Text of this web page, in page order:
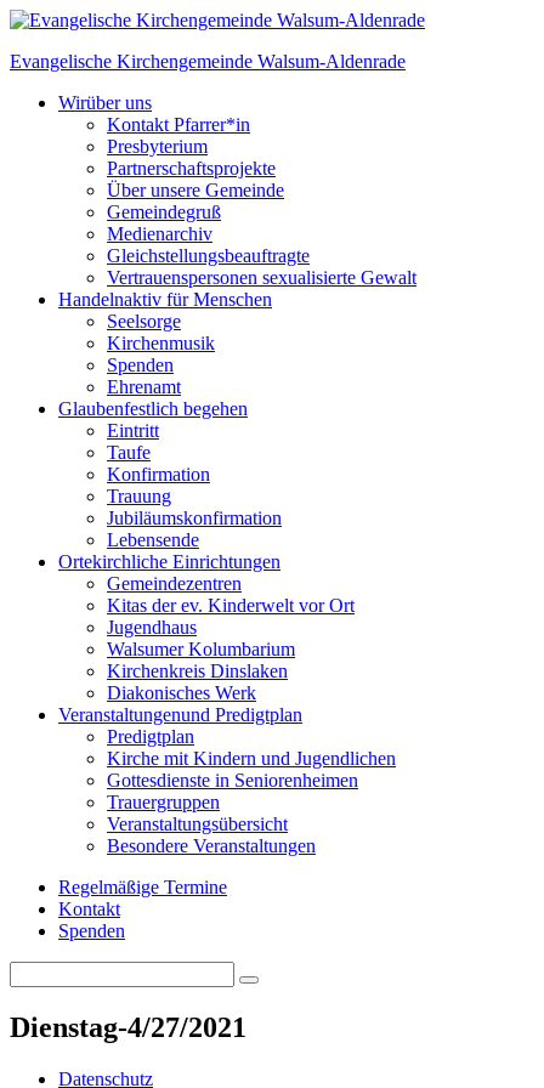
Skip
content
Evangelische Kirchengemeinde Walsum-Aldenrade
Wirüber uns
Kontakt Pfarrer*in
Presbyterium
Partnerschaftsprojekte
Über unsere Gemeinde
Gemeindegruß
Medienarchiv
Gleichstellungs­beauftragte
Vertrauenspersonen sexualisierte Gewalt
Handelnaktiv für Menschen
Seelsorge
Kirchenmusik
Spenden
Ehrenamt
Glaubenfestlich begehen
Eintritt
Taufe
Konfirmation
Trauung
Jubiläumskonfirmation
Lebensende
Ortekirchliche Einrichtungen
Gemeindezentren
Kitas der ev. Kinderwelt vor Ort
Jugendhaus
Walsumer Kolumbarium
Kirchenkreis Dinslaken
Diakonisches Werk
Veranstaltungenund Predigtplan
Predigtplan
Kirche mit Kindern und Jugendlichen
Gottesdienste in Seniorenheimen
Trauergruppen
Veranstaltungsübersicht
Besondere Veranstaltungen
Regelmäßige Termine
Kontakt
Spenden
for:
Search
Dienstag-4/27/2021
Datenschutz